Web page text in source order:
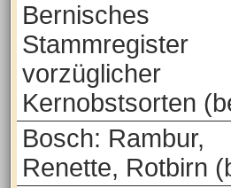
Bernisches
Stammregister
vorzüglicher
Kernobstsorten
Bosch: Rambur,
Renette, Rotbirn